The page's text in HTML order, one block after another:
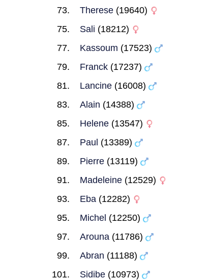
Therese (19640)
Sali (18212)
Kassoum (17523)
Franck (17237)
Lancine (16008)
Alain (14388)
Helene (13547)
Paul (13389)
Pierre (13119)
Madeleine (12529)
Eba (12282)
Michel (12250)
Arouna (11786)
Abran (11188)
Sidibe (10973)